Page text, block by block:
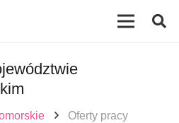
Oferty pracy